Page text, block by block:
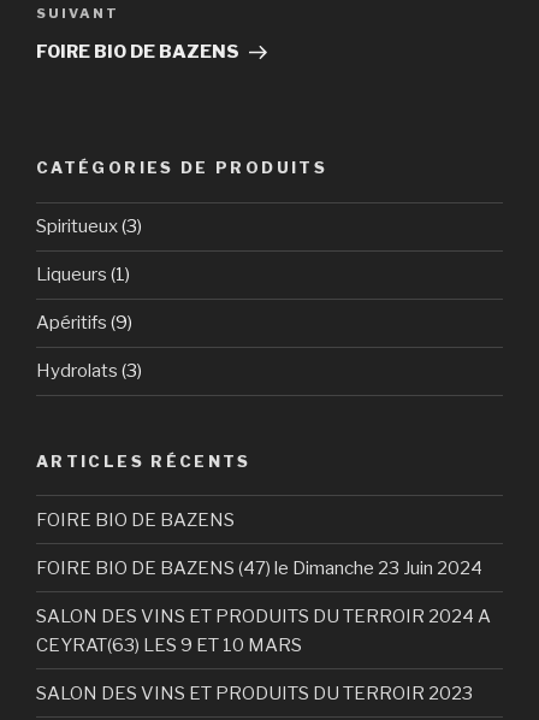
Article
suivant
SUIVANT
FOIRE BIO DE BAZENS
CATÉGORIES DE PRODUITS
Spiritueux(3)
Liqueurs (1)
Apéritifs (9)
Hydrolats (3)
ARTICLES RÉCENTS
FOIRE BIO DE BAZENS
FOIRE BIO DE BAZENS (47) le Dimanche 23 Juin 2024
SALON DES VINS ET PRODUITS DU TERROIR 2024 A
CEYRAT(63) LES 9 ET 10 MARS
SALON DES VINS ET PRODUITS DU TERROIR 2023